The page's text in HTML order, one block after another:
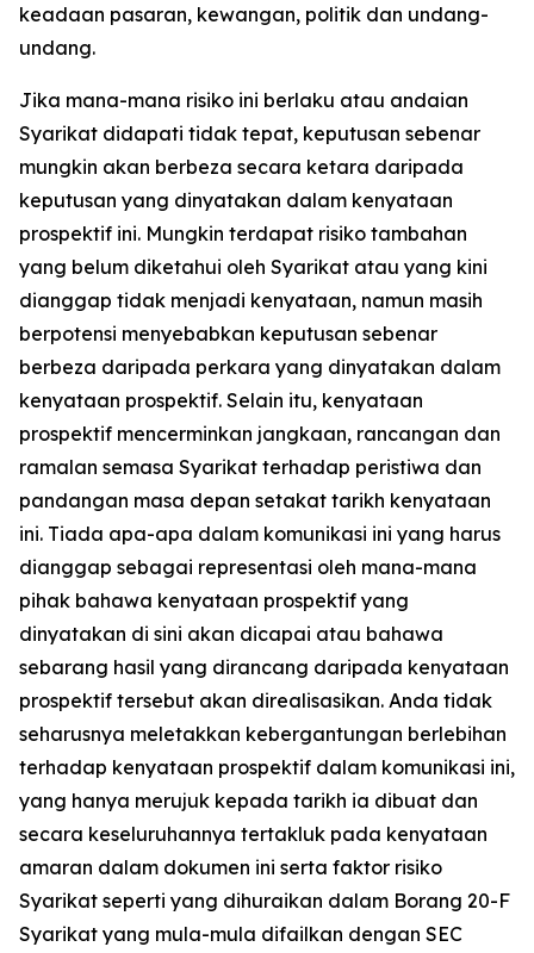
keadaan pasaran, kewangan, politik dan undang-
undang.
Jika mana-mana risiko ini berlaku atau andaian
Syarikat didapati tidak tepat, keputusan sebenar
mungkin akan berbeza secara ketara daripada
keputusan yang dinyatakan dalam kenyataan
prospektif ini. Mungkin terdapat risiko tambahan
yang belum diketahui oleh Syarikat atau yang kini
dianggap tidak menjadi kenyataan, namun masih
berpotensi menyebabkan keputusan sebenar
berbeza daripada perkara yang dinyatakan dalam
kenyataan prospektif. Selain itu, kenyataan
prospektif mencerminkan jangkaan, rancangan dan
ramalan semasa Syarikat terhadap peristiwa dan
pandangan masa depan setakat tarikh kenyataan
ini. Tiada apa-apa dalam komunikasi ini yang harus
dianggap sebagai representasi oleh mana-mana
pihak bahawa kenyataan prospektif yang
dinyatakan di sini akan dicapai atau bahawa
sebarang hasil yang dirancang daripada kenyataan
prospektif tersebut akan direalisasikan. Anda tidak
seharusnya meletakkan kebergantungan berlebihan
terhadap kenyataan prospektif dalam komunikasi ini,
yang hanya merujuk kepada tarikh ia dibuat dan
secara keseluruhannya tertakluk pada kenyataan
amaran dalam dokumen ini serta faktor risiko
Syarikat seperti yang dihuraikan dalam Borang 20-F
Syarikat yang mula-mula difailkan dengan SEC